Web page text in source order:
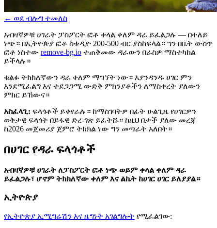
← ወደ ብሎግ ተመለስ
አብዛኛዎቹ ሀገራት ፓስፖርት ፎቶ ቀላል ቀለም ዳራ ይፈልጋሉ — በተለይ
ነጭ። በኢትዮጵያ ፎቶ ስቱዲዮ 200-500 ብር ያስከፍላል። ግን በቤት ውስጥ
ፎቶ ነስተው remove-bg.io ተጠቅመው ዳራውን በራስዎ ማስተካከል
ይችላሉ።
ቁልፉ ትክክለኛውን ዳራ ቀለም ማግኘት ነው። እያንዳንዱ ሀገር ምን
እንደሚፈልግ እና ተደጋጋሚ ውድቅ ምክንያቶችን ለማስቀረት ያለውን
ምክር ይኸውና።
አስፈላጊ: ፍላጎቶች ይቀየራሉ። ከማስገባትዎ በፊት ሁልጊዜ የሀገርዎን
ወቅታዊ ፍላጎት በይፋዊ ድረ-ገጽ ይፈትሹ። ከዚህ በታች ያለው መረጃ
ከ2026 መጀመሪያ ጀምሮ ትክክል ነው ግን መጣራት አለበት።
በሀገር የዳራ ፍላጎቶች
አብዛኛዎቹ ሀገራት ለፓስፖርት ፎቶ ነጭ ወይም ቀላል ቀለም ዳራ
ይፈልጋሉ፣ ሆኖም ትክክለኛው ቀለም እና ልኬት ከሀገር ሀገር ይለያያል።
ኢትዮጵያ
የኢትዮጵያ ኢሚግሬሽን እና ዜግነት አገልግሎት የሚፈልገው: